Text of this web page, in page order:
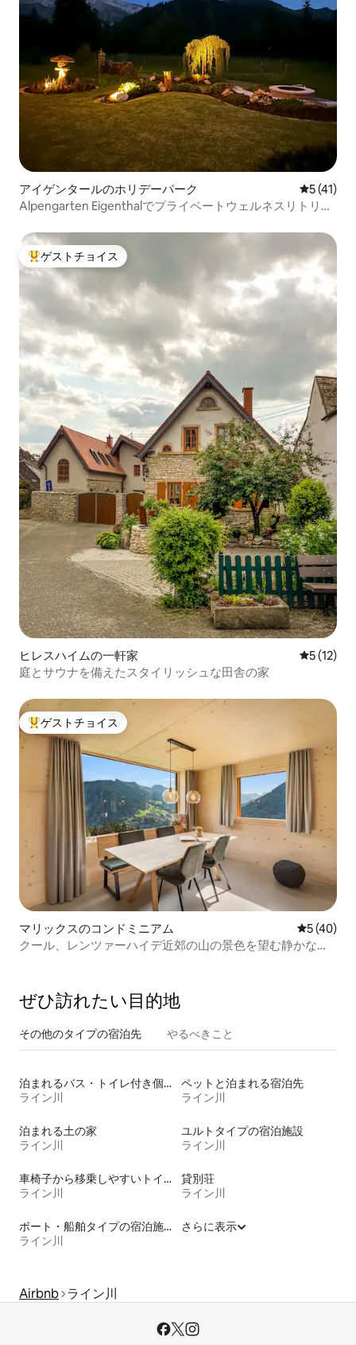
アイゲンタールのホリデーパーク レビュー
5 (41)
Alpengarten Eigenthalでプライベートウェルネスリトリー
大好評のゲストチョイスです。
ゲストチョイス
ヒレスハイムの一軒家 レビュー
5 (12)
庭とサウナを備えたスタイリッシュな田舎の家
大好評のゲストチョイスです。
ゲストチョイス
マリックスのコンドミニアム レビュー
5 (40)
クール、レンツァーハイデ近郊の山の景色を望む静かなオ
ぜひ訪⁠れ⁠た⁠い目⁠的⁠地
その他のタ⁠イ⁠プ⁠の宿⁠泊⁠先 やるべきこと
泊まれるバス・トイレ付き個室
ライン川
ペットと泊まれる宿泊先
ライン川
泊まれる土の家
ライン川
ユルトタイプの宿泊施設
ライン川
車椅子から移乗しやすいトイレ付きの宿泊施設
ライン川
貸別荘
ライン川
ボート・船舶タイプの宿泊施設
ライン川
さらに表示
Airbnb ライン川